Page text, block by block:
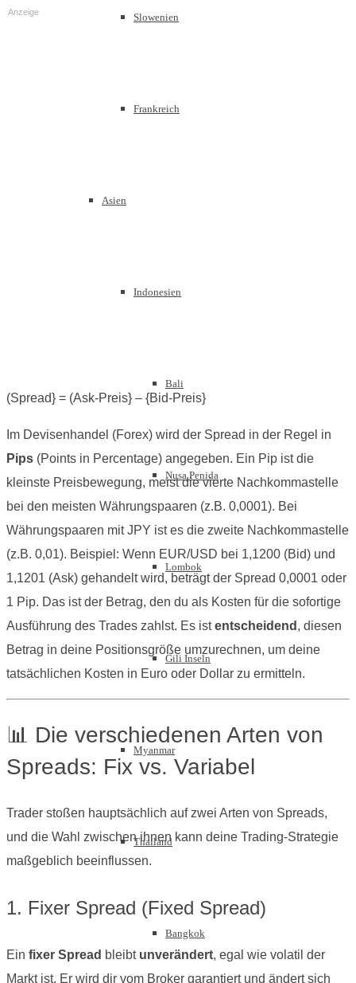
Slowenien
Frankreich
Asien
Indonesien
Bali
Nusa Penida
Lombok
Gili Inseln
Myanmar
Thailand
Bangkok
Anzeige
(Spread} = (Ask-Preis} – {Bid-Preis}
Im Devisenhandel (Forex) wird der Spread in der Regel in
Pips (Points in Percentage) angegeben. Ein Pip ist die
kleinste Preisbewegung, meist die vierte Nachkommastelle
bei den meisten Währungspaaren (z.B. 0,0001). Bei
Währungspaaren mit JPY ist es die zweite Nachkommastelle
(z.B. 0,01). Beispiel: Wenn EUR/USD bei 1,1200 (Bid) und
1,1201 (Ask) gehandelt wird, beträgt der Spread 0,0001 oder
1 Pip. Das ist der Betrag, den du als Kosten für die sofortige
Ausführung des Trades zahlst. Es istentscheidend , diesen
Betrag in deine Positionsgröße umzurechnen, um deine
tatsächlichen Kosten in Euro oder Dollar zu ermitteln.
📊 Die verschiedenen Arten von
Spreads: Fix vs. Variabel
Trader stoßen hauptsächlich auf zwei Arten von Spreads,
und die Wahl zwischen ihnen kann deine Trading-Strategie
maßgeblich beeinflussen.
1. Fixer Spread (Fixed Spread)
Ein fixer Spread bleibt unverändert, egal wie volatil der
Markt ist. Er wird dir vom Broker garantiert und ändert sich